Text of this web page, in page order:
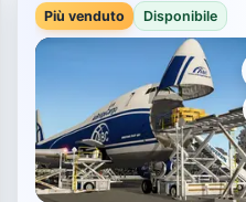
Più venduto Disponibile